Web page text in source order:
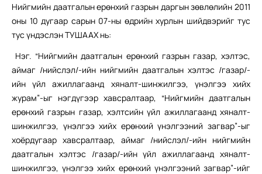
Нийгмийн даатгалын ерөнхий газрын даргын зөвлөлийн 2011
оны 10 дугаар сарын 07-ны өдрийн хурлын шийдвэрийг тус
тус үндэслэн ТУШААХ нь:
Нэг. “Нийгмийн даатгалын ерөнхий газрын газар, хэлтэс,
аймаг /нийслэл/-ийн нийгмийн даатгалын хэлтэс /газар/-
ийн үйл ажиллагаанд хяналт-шинжилгээ, үнэлгээ хийх
журам”-ыг нэгдүгээр хавсралтаар, “Нийгмийн даатгалын
ерөнхий газрын газар, хэлтсийн үйл ажиллагаанд хяналт-
шинжилгээ, үнэлгээ хийх ерөнхий үнэлгээний загвар”-ыг
хоёрдугаар хавсралтаар, аймаг /нийслэл/-ийн нийгмийн
даатгалын хэлтэс /газар/-ийн үйл ажиллагаанд хяналт-
шинжилгээ, үнэлгээ хийх ерөнхий үнэлгээний загвар”-ийг